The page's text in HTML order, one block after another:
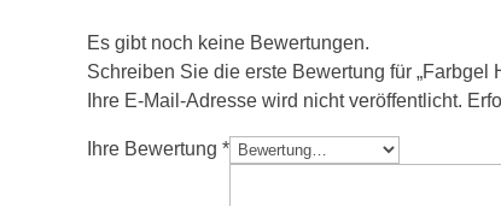
Es gibt noch keine Bewertungen.
Schreiben Sie die erste Bewertung für „Farbgel
Ihre E-Mail-Adresse wird nicht veröffentlicht.
Ihre Bewertung *